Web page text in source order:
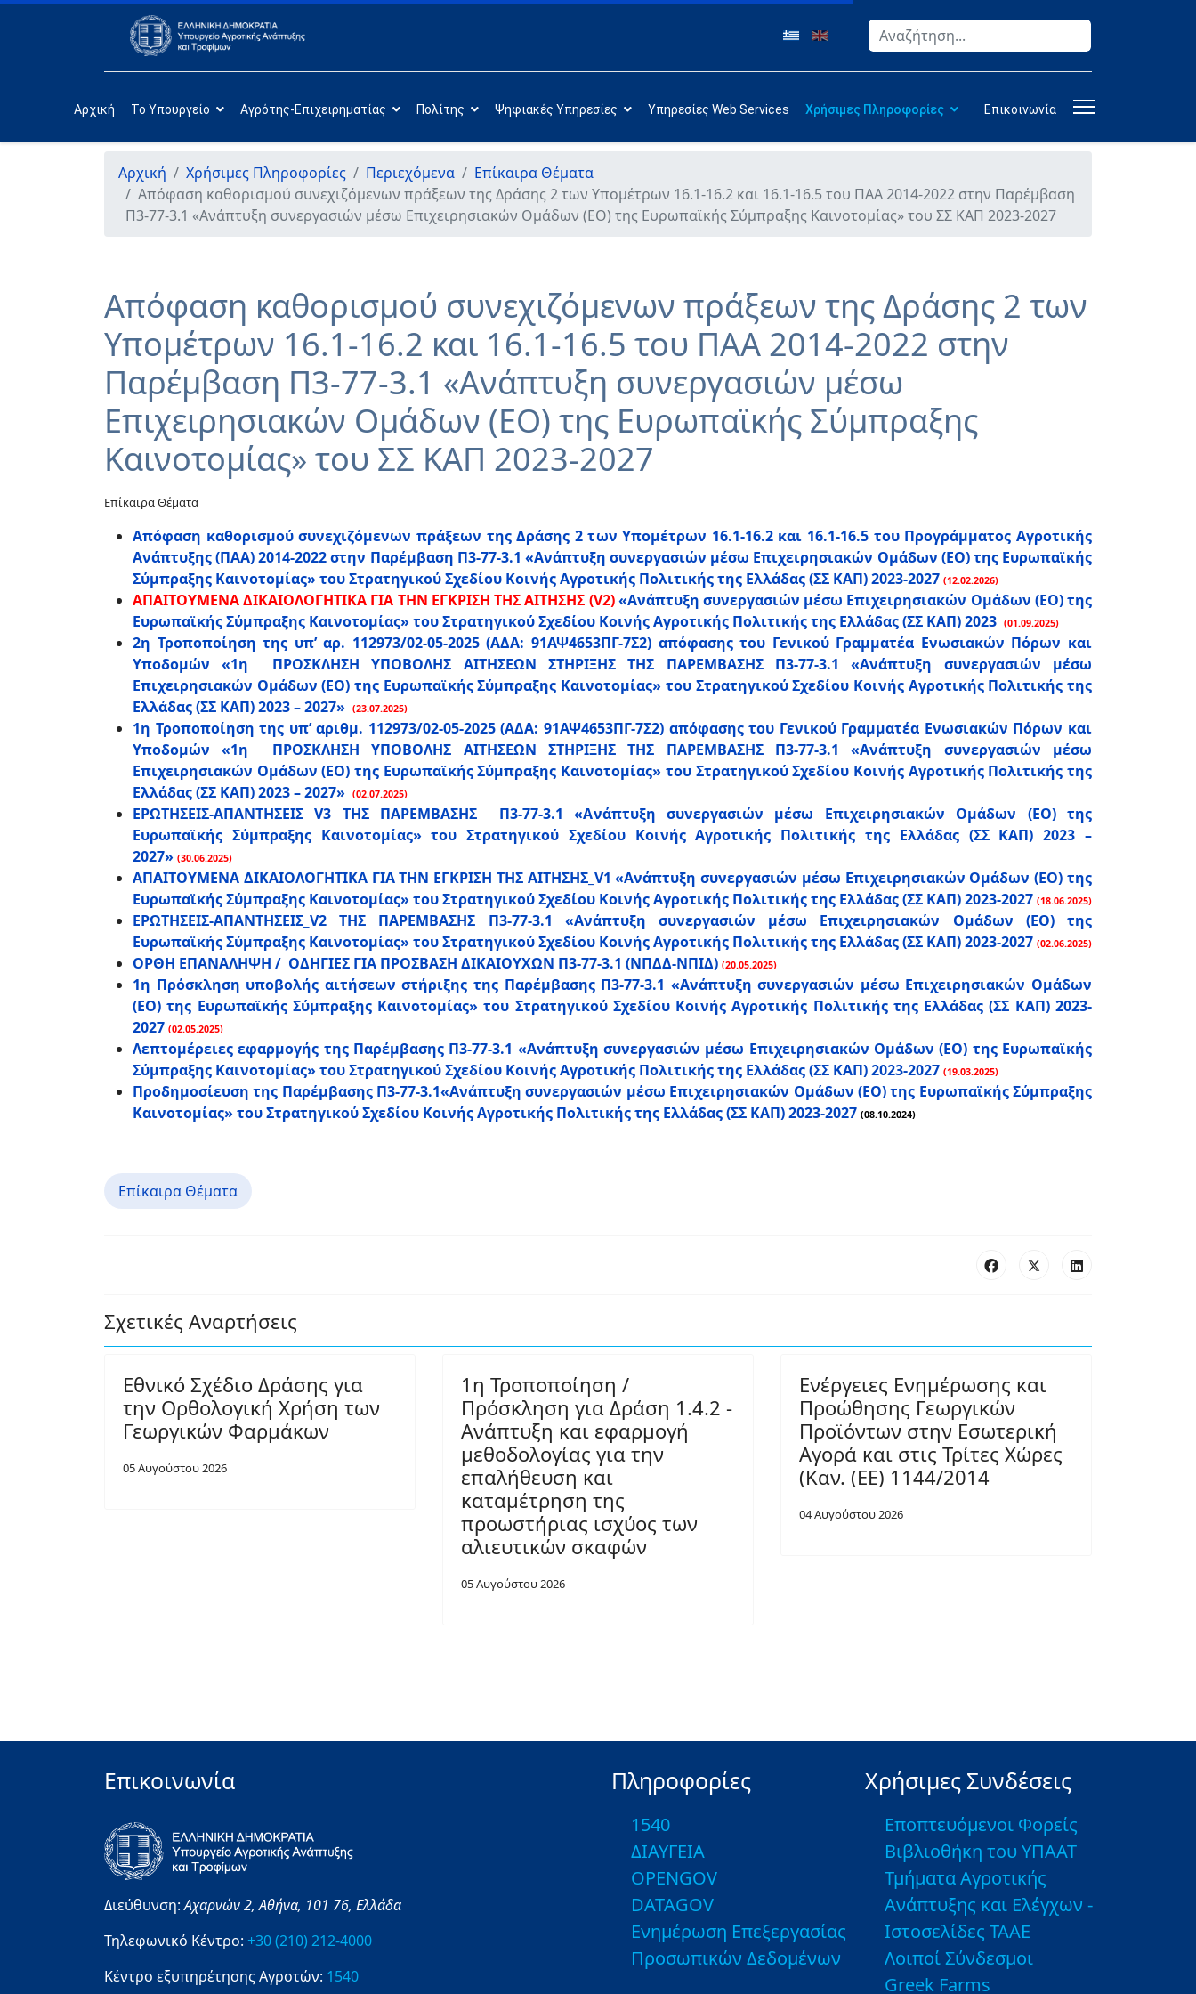
Αναζήτηση
Αρχική Το Υπουργείο Αγρότης-Επιχειρηματίας Πολίτης Ψηφιακές Υπηρεσίες Υπηρεσίες Web Services Χρήσιμες Πληροφορίες Επικοινωνία
Αρχική Χρήσιμες Πληροφορίες Περιεχόμενα
Επίκαιρα Θέματα
Απόφαση καθορισμού συνεχιζόμενων πράξεων της Δράσης 2 των Υπομέτρων 16.1-16.2 και 16.1-16.5 του ΠΑΑ 2014-2022 στην Παρέμβαση
Π3-77-3.1 «Ανάπτυξη συνεργασιών μέσω Επιχειρησιακών Ομάδων (ΕΟ) της Ευρωπαϊκής Σύμπραξης Καινοτομίας» του ΣΣ ΚΑΠ 2023-2027
Απόφαση καθορισμού συνεχιζόμενων πράξεων της Δράσης 2 των
Υπομέτρων 16.1-16.2 και 16.1-16.5 του ΠΑΑ 2014-2022 στην
Παρέμβαση Π3-77-3.1 «Ανάπτυξη συνεργασιών μέσω
Επιχειρησιακών Ομάδων (ΕΟ) της Ευρωπαϊκής Σύμπραξης
Καινοτομίας» του ΣΣ ΚΑΠ 2023-2027
Επίκαιρα Θέματα
Απόφαση καθορισμού συνεχιζόμενων πράξεων της Δράσης 2 των Υπομέτρων 16.1-16.2 και 16.1-16.5 του Προγράμματος Αγροτικής
Ανάπτυξης (ΠΑΑ) 2014-2022 στην Παρέμβαση Π3-77-3.1 «Ανάπτυξη συνεργασιών μέσω Επιχειρησιακών Ομάδων (ΕΟ) της Ευρωπαϊκής
Σύμπραξης Καινοτομίας» του Στρατηγικού Σχεδίου Κοινής Αγροτικής Πολιτικής της Ελλάδας (ΣΣ ΚΑΠ) 2023-2027 (12.02.2026)
ΑΠΑΙΤΟΥΜΕΝΑ ΔΙΚΑΙΟΛΟΓΗΤΙΚΑ ΓΙΑ ΤΗΝ ΕΓΚΡΙΣΗ ΤΗΣ ΑΙΤΗΣΗΣ (V2) «Ανάπτυξη συνεργασιών μέσω Επιχειρησιακών Ομάδων (ΕΟ) της
Ευρωπαϊκής Σύμπραξης Καινοτομίας» του Στρατηγικού Σχεδίου Κοινής Αγροτικής Πολιτικής της Ελλάδας (ΣΣ ΚΑΠ) 2023 (01.09.2025)
2η Τροποποίηση της υπ’ αρ. 112973/02-05-2025 (ΑΔΑ: 91ΑΨ4653ΠΓ-7Σ2) απόφασης του Γενικού Γραμματέα Ενωσιακών Πόρων και
Υποδομών «1η ΠΡΟΣΚΛΗΣΗ ΥΠΟΒΟΛΗΣ ΑΙΤΗΣΕΩΝ ΣΤΗΡΙΞΗΣ ΤΗΣ ΠΑΡΕΜΒΑΣΗΣ Π3-77-3.1 «Ανάπτυξη συνεργασιών μέσω
Επιχειρησιακών Ομάδων (ΕΟ) της Ευρωπαϊκής Σύμπραξης Καινοτομίας» του Στρατηγικού Σχεδίου Κοινής Αγροτικής Πολιτικής της
Ελλάδας (ΣΣ ΚΑΠ) 2023 – 2027» (23.07.2025)
1η Τροποποίηση της υπ’ αριθμ. 112973/02-05-2025 (ΑΔΑ: 91ΑΨ4653ΠΓ-7Σ2) απόφασης του Γενικού Γραμματέα Ενωσιακών Πόρων και
Υποδομών «1η ΠΡΟΣΚΛΗΣΗ ΥΠΟΒΟΛΗΣ ΑΙΤΗΣΕΩΝ ΣΤΗΡΙΞΗΣ ΤΗΣ ΠΑΡΕΜΒΑΣΗΣ Π3-77-3.1 «Ανάπτυξη συνεργασιών μέσω
Επιχειρησιακών Ομάδων (ΕΟ) της Ευρωπαϊκής Σύμπραξης Καινοτομίας» του Στρατηγικού Σχεδίου Κοινής Αγροτικής Πολιτικής της
Ελλάδας (ΣΣ ΚΑΠ) 2023 – 2027» (02.07.2025)
ΕΡΩΤΗΣΕΙΣ-ΑΠΑΝΤΗΣΕΙΣ V3 ΤΗΣ ΠΑΡΕΜΒΑΣΗΣ Π3-77-3.1 «Ανάπτυξη συνεργασιών μέσω Επιχειρησιακών Ομάδων (ΕΟ) της
Ευρωπαϊκής Σύμπραξης Καινοτομίας» του Στρατηγικού Σχεδίου Κοινής Αγροτικής Πολιτικής της Ελλάδας (ΣΣ ΚΑΠ) 2023 –
2027» (30.06.2025)
ΑΠΑΙΤΟΥΜΕΝΑ ΔΙΚΑΙΟΛΟΓΗΤΙΚΑ ΓΙΑ ΤΗΝ ΕΓΚΡΙΣΗ ΤΗΣ ΑΙΤΗΣΗΣ_V1 «Ανάπτυξη συνεργασιών μέσω Επιχειρησιακών Ομάδων (ΕΟ) της
Ευρωπαϊκής Σύμπραξης Καινοτομίας» του Στρατηγικού Σχεδίου Κοινής Αγροτικής Πολιτικής της Ελλάδας (ΣΣ ΚΑΠ) 2023-2027 (18.06.2025)
ΕΡΩΤΗΣΕΙΣ-ΑΠΑΝΤΗΣΕΙΣ_V2 ΤΗΣ ΠΑΡΕΜΒΑΣΗΣ Π3-77-3.1 «Ανάπτυξη συνεργασιών μέσω Επιχειρησιακών Ομάδων (ΕΟ) της
Ευρωπαϊκής Σύμπραξης Καινοτομίας» του Στρατηγικού Σχεδίου Κοινής Αγροτικής Πολιτικής της Ελλάδας (ΣΣ ΚΑΠ) 2023-2027 (02.06.2025)
ΟΡΘΗ ΕΠΑΝΑΛΗΨΗ / ΟΔΗΓΙΕΣ ΓΙΑ ΠΡΟΣΒΑΣΗ ΔΙΚΑΙΟΥΧΩΝ Π3-77-3.1 (ΝΠΔΔ-ΝΠΙΔ) (20.05.2025)
1η Πρόσκληση υποβολής αιτήσεων στήριξης της Παρέμβασης Π3-77-3.1 «Ανάπτυξη συνεργασιών μέσω Επιχειρησιακών Ομάδων
(ΕΟ) της Ευρωπαϊκής Σύμπραξης Καινοτομίας» του Στρατηγικού Σχεδίου Κοινής Αγροτικής Πολιτικής της Ελλάδας (ΣΣ ΚΑΠ) 2023-
2027 (02.05.2025)
Λεπτομέρειες εφαρμογής της Παρέμβασης Π3-77-3.1 «Ανάπτυξη συνεργασιών μέσω Επιχειρησιακών Ομάδων (ΕΟ) της Ευρωπαϊκής
Σύμπραξης Καινοτομίας» του Στρατηγικού Σχεδίου Κοινής Αγροτικής Πολιτικής της Ελλάδας (ΣΣ ΚΑΠ) 2023-2027 (19.03.2025)
Προδημοσίευση της Παρέμβασης Π3-77-3.1«Ανάπτυξη συνεργασιών μέσω Επιχειρησιακών Ομάδων (ΕΟ) της Ευρωπαϊκής Σύμπραξης
Καινοτομίας» του Στρατηγικού Σχεδίου Κοινής Αγροτικής Πολιτικής της Ελλάδας (ΣΣ ΚΑΠ) 2023-2027 (08.10.2024)
Επίκαιρα Θέματα
Σχετικές Αναρτήσεις
Εθνικό Σχέδιο Δράσης για
την Ορθολογική Χρήση των
Γεωργικών Φαρμάκων
05 Αυγούστου 2026
1η Τροποποίηση /
Πρόσκληση για Δράση 1.4.2 -
Ανάπτυξη και εφαρμογή
μεθοδολογίας για την
επαλήθευση και
καταμέτρηση της
προωστήριας ισχύος των
αλιευτικών σκαφών
05 Αυγούστου 2026
Ενέργειες Ενημέρωσης και
Προώθησης Γεωργικών
Προϊόντων στην Εσωτερική
Αγορά και στις Τρίτες Χώρες
(Καν. (ΕΕ) 1144/2014
04 Αυγούστου 2026
Επικοινωνία
Διεύθυνση:Αχαρνών 2,Αθήνα, 101 76, Ελλάδα
Τηλεφωνικό Κέντρο: +30 (210) 212-4000
Κέντρο εξυπηρέτησης Αγροτών: 1540
Πληροφορίες
1540
ΔΙΑΥΓΕΙΑ
OPENGOV
DATAGOV
Ενημέρωση Επεξεργασίας
Προσωπικών Δεδομένων
Χρήσιμες Συνδέσεις
Εποπτευόμενοι Φορείς
Βιβλιοθήκη του ΥΠΑΑΤ
Τμήματα Αγροτικής
Ανάπτυξης και Ελέγχων -
Ιστοσελίδες ΤΑΑΕ
Λοιποί Σύνδεσμοι
Greek Farms